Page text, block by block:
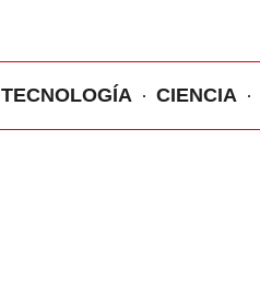
TECNOLOGÍA CIENCIA